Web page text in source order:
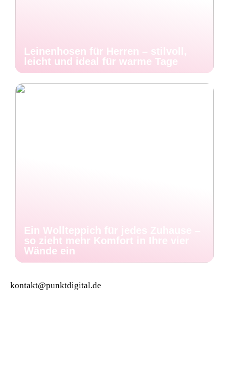
Leinenhosen für Herren – stilvoll,
leicht und ideal für warme Tage
Ein Wollteppich für jedes Zuhause –
so zieht mehr Komfort in Ihre vier
Wände ein
kontakt@punktdigital.de